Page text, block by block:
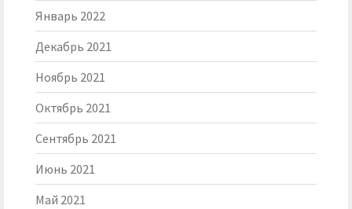
Январь 2022
Декабрь 2021
Ноябрь 2021
Октябрь 2021
Сентябрь 2021
Июнь 2021
Май 2021